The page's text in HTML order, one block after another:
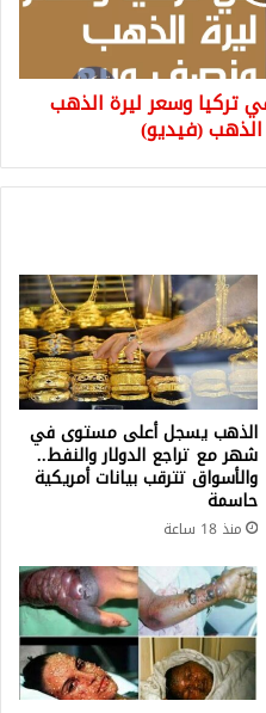
تركيا وسعر ليرة الذهب
(فيديو)
الذهب يسجل أعلى مستوى في
شهر مع تراجع الدولار والنفط..
والأسواق تترقب بيانات أمريكية
حاسمة
منذ 18 ساعة